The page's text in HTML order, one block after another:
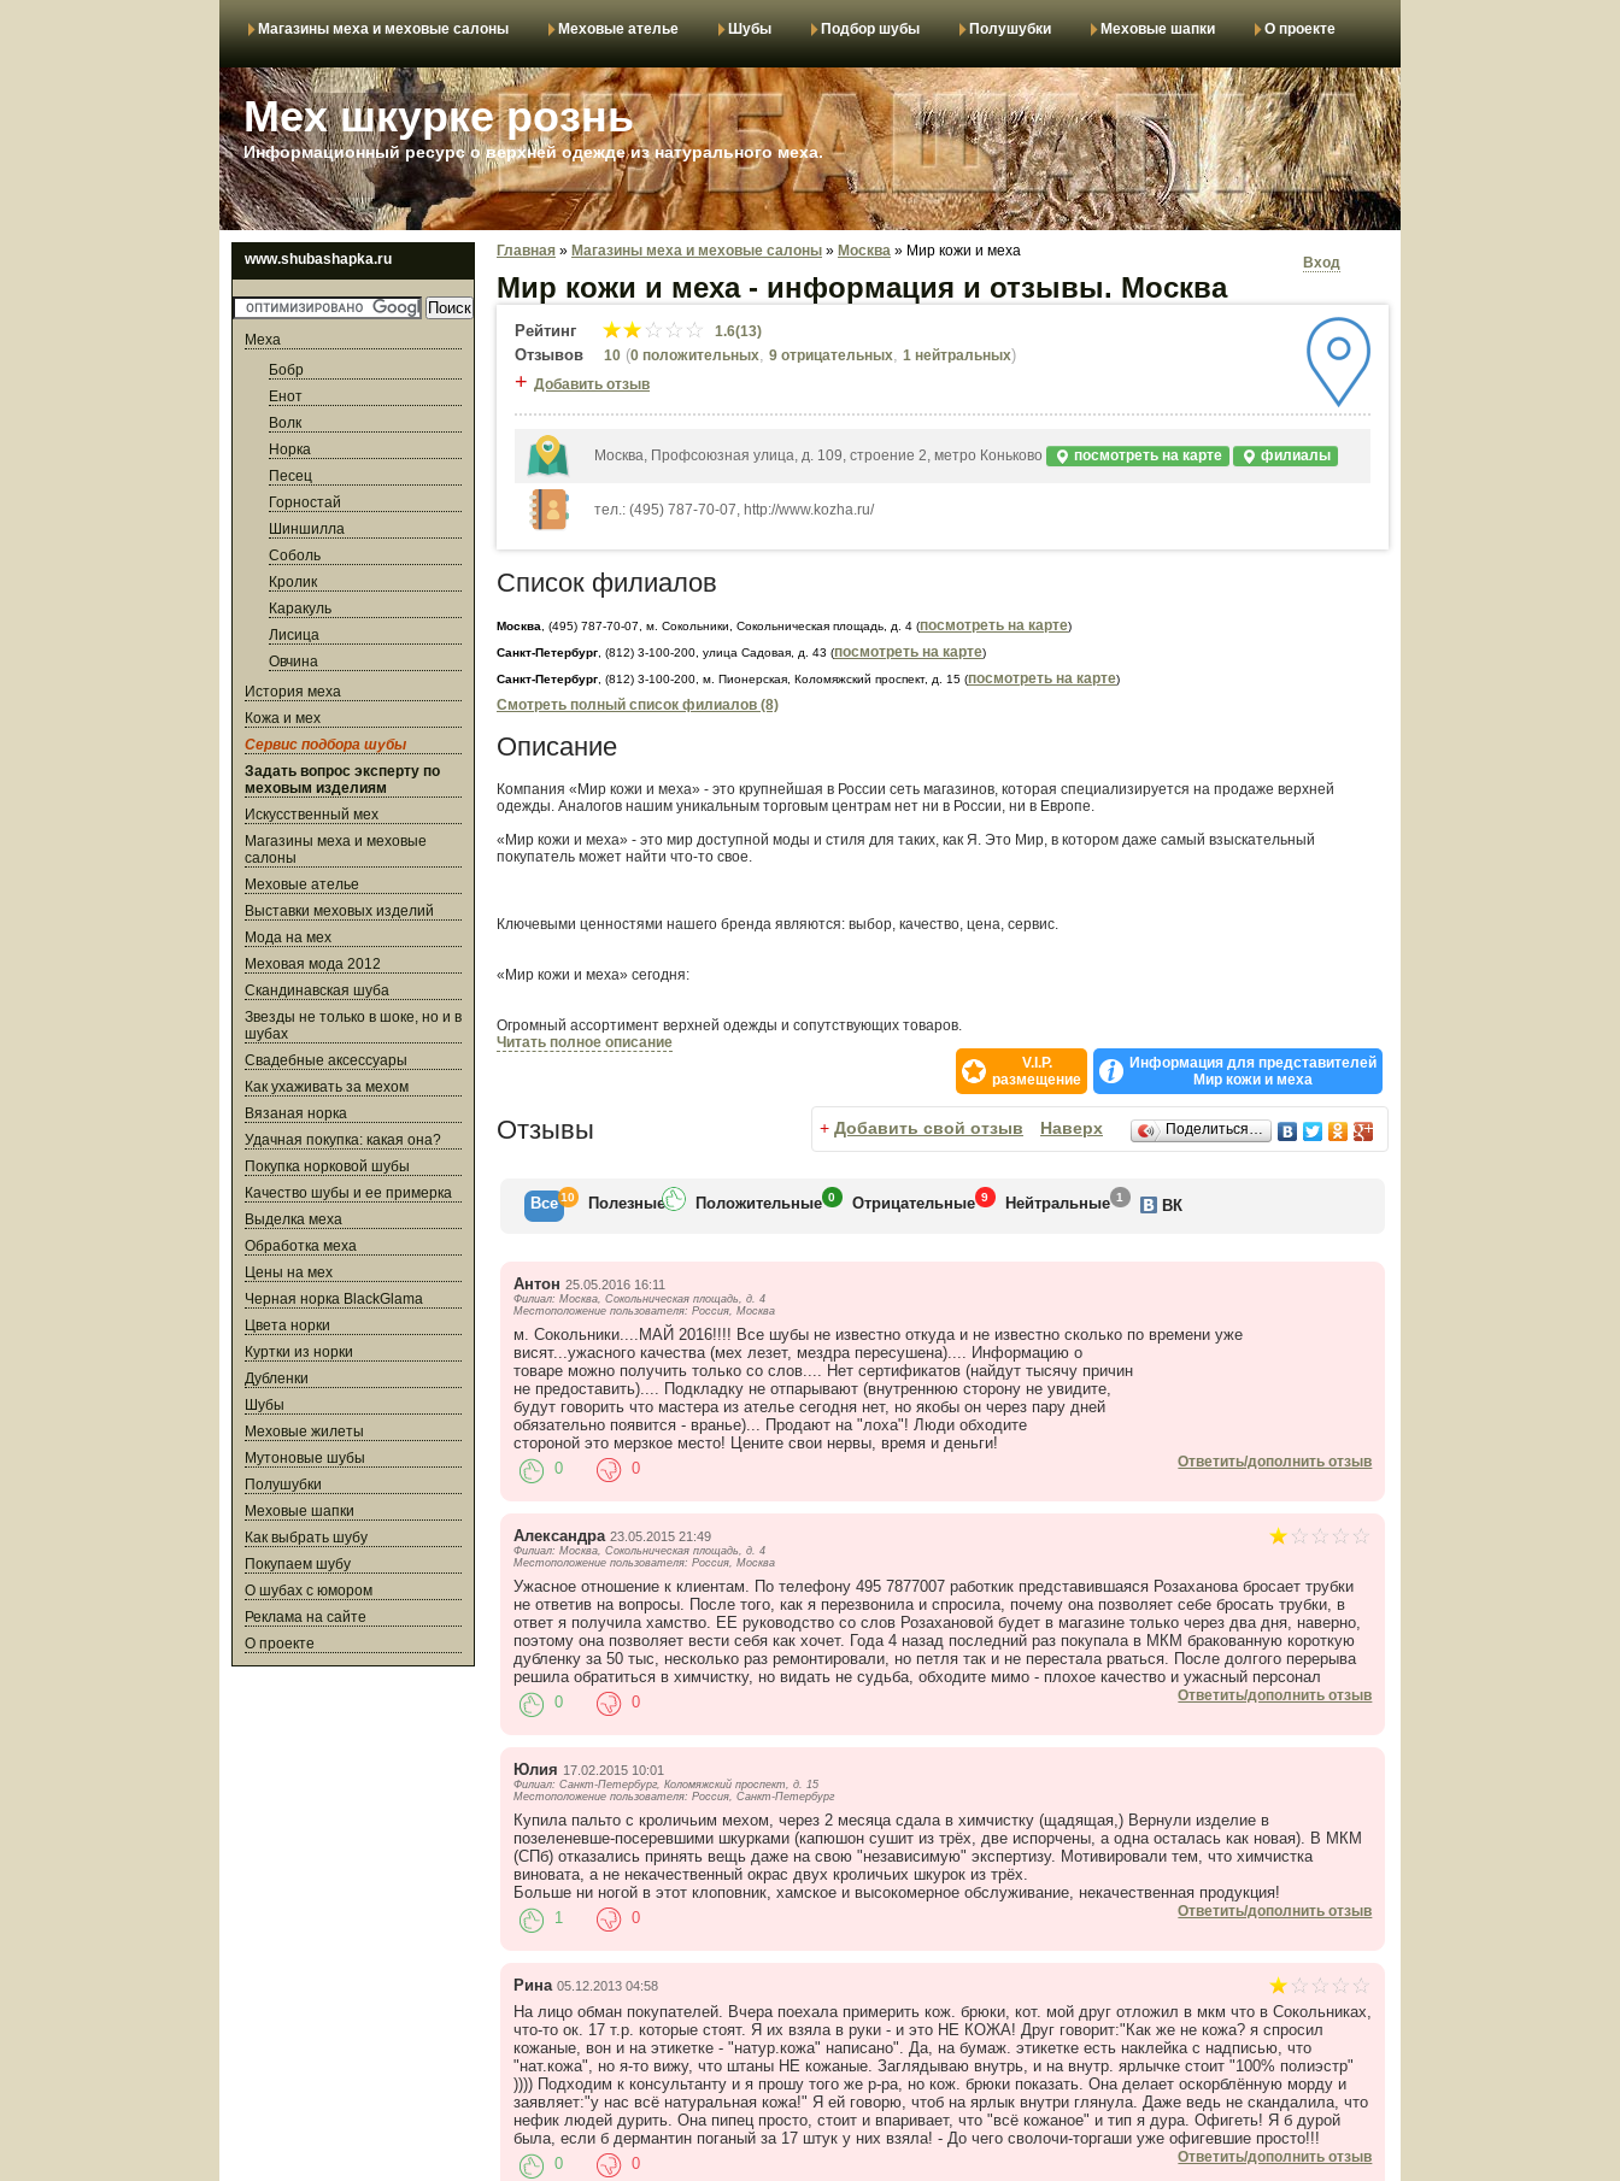
Магазины меха и меховые салоны Меховые ателье Шубы Подбор шубы Полушубки Меховые шапки О проекте
Мех шкурке рознь
Информационный ресурс о верхней одежде из натурального меха.
www.shubashapka.ru
Меха
Бобр
Енот
Волк
Норка
Песец
Горностай
Шиншилла
Соболь
Кролик
Каракуль
Лисица
Овчина
История меха
Кожа и мех
Сервис подбора шубы
Задать вопрос эксперту по
меховым изделиям
Искусственный мех
Магазины меха и меховые
салоны
Меховые ателье
Выставки меховых изделий
Мода на мех
Меховая мода 2012
Скандинавская шуба
Звезды не только в шоке, но и в
шубах
Свадебные аксессуары
Как ухаживать за мехом
Вязаная норка
Удачная покупка: какая она?
Покупка норковой шубы
Качество шубы и ее примерка
Выделка меха
Обработка меха
Цены на мех
Черная норка BlackGlama
Цвета норки
Куртки из норки
Дубленки
Шубы
Меховые жилеты
Мутоновые шубы
Полушубки
Меховые шапки
Как выбрать шубу
Покупаем шубу
О шубах с юмором
Реклама на сайте
О проекте
Главная » Магазины меха и меховые салоны » Москва » Мир кожи и меха
Вход
Мир кожи и меха - информация и отзывы. Москва
Рейтинг 1.6(13)
Отзывов 10 (0 положительных, 9 отрицательных, 1 нейтральных)
+ Добавить отзыв
Москва, Профсоюзная улица, д. 109, строение 2, метро Коньково посмотреть на карте филиалы
тел.: (495) 787-70-07, http://www.kozha.ru/
Список филиалов
Москва , (495) 787-70-07, м. Сокольники, Сокольническая площадь, д. 4 (посмотреть на карте)
Санкт-Петербург , (812) 3-100-200, улица Садовая, д. 43 (посмотреть на карте)
Санкт-Петербург , (812) 3-100-200, м. Пионерская, Коломяжский проспект, д. 15 (посмотреть на карте)
Смотреть полный список филиалов (8)
Описание
Компания «Мир кожи и меха» - это крупнейшая в России сеть магазинов, которая специализируется на продаже верхней
одежды. Аналогов нашим уникальным торговым центрам нет ни в России, ни в Европе.
«Мир кожи и меха» - это мир доступной моды и стиля для таких, как Я. Это Мир, в котором даже самый взыскательный
покупатель может найти что-то свое.
Ключевыми ценностями нашего бренда являются: выбор, качество, цена, сервис.
«Мир кожи и меха» сегодня:
Огромный ассортимент верхней одежды и сопутствующих товаров.
Все размеры и цвета, различные виды и отделки кожи и меха.
Возможность приобретать товары в кредит на самых выгодных условиях.
Бесплатные сервисные услуги для наших клиентов.
Гарантированно качественный товар, имеющий сертификат соответствия.
Выгодная дисконтная программа для постоянных покупателей.
Лауреат номинации «За высокое качество и доверие покупателей» - «Российский торговый Олимп».
Лауреат премии Hyperestate Awards в номинации Крупнейшей в России гипермаркет верхней одежды из кожи и меха.
Партнер года ЗАО «Банк Русский Стандарт».
Читать полное описание
V.I.P.
размещение
Информация для представителей
Мир кожи и меха
Отзывы + Добавить свой отзыв Наверх Поделиться…
Все 10 Полезные Положительные 0 Отрицательные 9 Нейтральные 1 ВК
Антон 25.05.2016 16:11
Филиал: Москва, Сокольническая площадь, д. 4
Местоположение пользователя: Россия, Москва
м. Сокольники....МАЙ 2016!!!! Все шубы не известно откуда и не известно сколько по времени уже
висят...ужасного качества (мех лезет, мездра пересушена).... Информацию о
товаре можно получить только со слов.... Нет сертификатов (найдут тысячу причин
не предоставить).... Подкладку не отпарывают (внутреннюю сторону не увидите,
будут говорить что мастера из ателье сегодня нет, но якобы он через пару дней
обязательно появится - вранье)... Продают на "лоха"! Люди обходите
стороной это мерзкое место! Цените свои нервы, время и деньги!
Ответить/дополнить отзыв
0 0
Александра 23.05.2015 21:49
Филиал: Москва, Сокольническая площадь, д. 4
Местоположение пользователя: Россия, Москва
Ужасное отношение к клиентам. По телефону 495 7877007 работкик представившаяся Розаханова бросает трубки
не ответив на вопросы. После того, как я перезвонила и спросила, почему она позволяет себе бросать трубки, в
ответ я получила хамство. ЕЕ руководство со слов Розахановой будет в магазине только через два дня, наверно,
поэтому она позволяет вести себя как хочет. Года 4 назад последний раз покупала в МКМ бракованную короткую
дубленку за 50 тыс, несколько раз ремонтировали, но петля так и не перестала рваться. После долгого перерыва
решила обратиться в химчистку, но видать не судьба, обходите мимо - плохое качество и ужасный персонал
Ответить/дополнить отзыв
0 0
Юлия 17.02.2015 10:01
Филиал: Санкт-Петербург, Коломяжский проспект, д. 15
Местоположение пользователя: Россия, Санкт-Петербург
Купила пальто с кроличьим мехом, через 2 месяца сдала в химчистку (щадящая,) Вернули изделие в
позеленевше-посеревшими шкурками (капюшон сушит из трёх, две испорчены, а одна осталась как новая). В МКМ
(СПб) отказались принять вещь даже на свою "независимую" экспертизу. Мотивировали тем, что химчистка
виновата, а не некачественный окрас двух кроличьих шкурок из трёх.
Больше ни ногой в этот клоповник, хамское и высокомерное обслуживание, некачественная продукция!
Ответить/дополнить отзыв
1 0
Рина 05.12.2013 04:58
На лицо обман покупателей. Вчера поехала примерить кож. брюки, кот. мой друг отложил в мкм что в Сокольниках,
что-то ок. 17 т.р. которые стоят. Я их взяла в руки - и это НЕ КОЖА! Друг говорит:"Как же не кожа? я спросил
кожаные, вон и на этикетке - "натур.кожа" написано". Да, на бумаж. этикетке есть наклейка с надписью, что
"нат.кожа", но я-то вижу, что штаны НЕ кожаные. Заглядываю внутрь, и на внутр. ярлычке стоит "100% полиэстр"
)))) Подходим к консультанту и я прошу того же р-ра, но кож. брюки показать. Она делает оскорблённую морду и
заявляет:"у нас всё натуральная кожа!" Я ей говорю, чтоб на ярлык внутри глянула. Даже ведь не скандалила, что
нефик людей дурить. Она пипец просто, стоит и впаривает, что "всё кожаное" и тип я дура. Офигеть! Я б дурой
была, если б дермантин поганый за 17 штук у них взяла! - До чего сволочи-торгаши уже офигевшие просто!!!
Ответить/дополнить отзыв
0 0